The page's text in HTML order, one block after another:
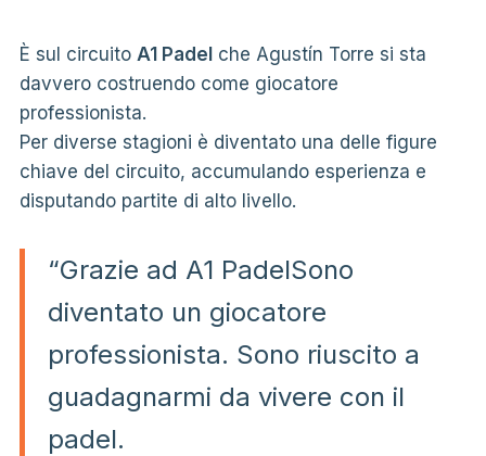
È sul circuito A1 Padelche Agustín Torre si sta
davvero costruendo come giocatore
professionista.
Per diverse stagioni è diventato una delle figure
chiave del circuito, accumulando esperienza e
disputando partite di alto livello.
“Grazie ad A1 PadelSono
diventato un giocatore
professionista. Sono riuscito a
guadagnarmi da vivere con il
padel.